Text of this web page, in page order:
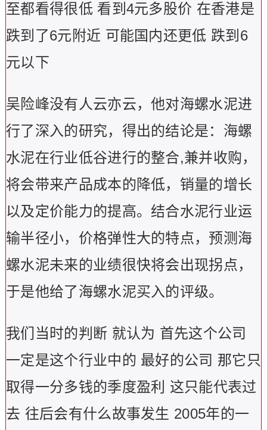
至都看得很低 看到4元多股价 在香港是
跌到了6元附近 可能国内还更低 跌到6
元以下
吴险峰没有人云亦云，他对海螺水泥进
行了深入的研究，得出的结论是：海螺
水泥在行业低谷进行的整合,兼并收购，
将会带来产品成本的降低，销量的增长
以及定价能力的提高。结合水泥行业运
输半径小，价格弹性大的特点，预测海
螺水泥未来的业绩很快将会出现拐点，
于是他给了海螺水泥买入的评级。
我们当时的判断 就认为 首先这个公司
一定是这个行业中的 最好的公司 那它只
取得一分多钱的季度盈利 这只能代表过
去 往后会有什么故事发生 2005年的一